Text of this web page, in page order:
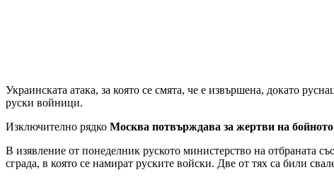
Украинската атака, за която се смята, че е извършена, докато
руски войници.
Изключително рядко Москва потвърждава за жертви на
В изявление от понеделник руското министерство на отбраната
сграда, в която се намират руските войски. Две от тях са били